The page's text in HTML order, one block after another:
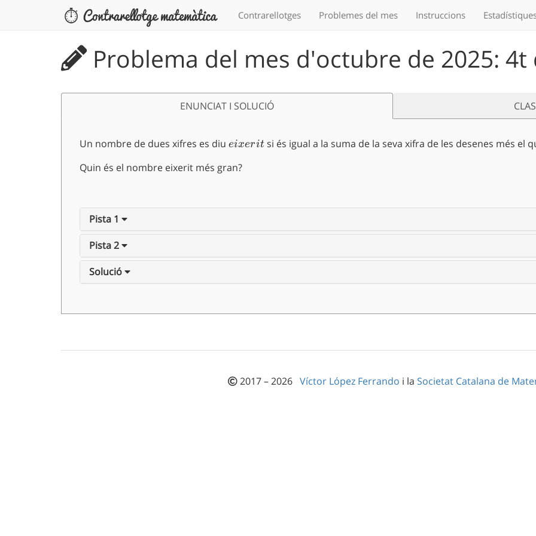
Contrarellotges Problemes del mes Instruccions
Problema del mes d'octubre de 2025: 4t
ENUNCIAT I SOLUCIÓ
Un nombre de dues xifres es diu eixerit
eixeritsi és igual a la suma de la seva xifra de les desenes més el
Quin és el nombre eixerit més gran?
Pista 1
Pista 2
Solució
2017 – 2026 Víctor López Ferrando i la Societat Catalana de